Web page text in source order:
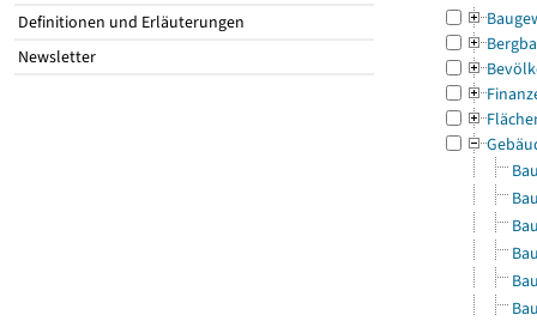
Definitionen und Erläuterungen
Newsletter